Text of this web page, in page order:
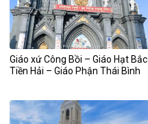
Giáo xứ Công Bồi – Giáo Hạt Bắc
Tiền Hải – Giáo Phận Thái Bình